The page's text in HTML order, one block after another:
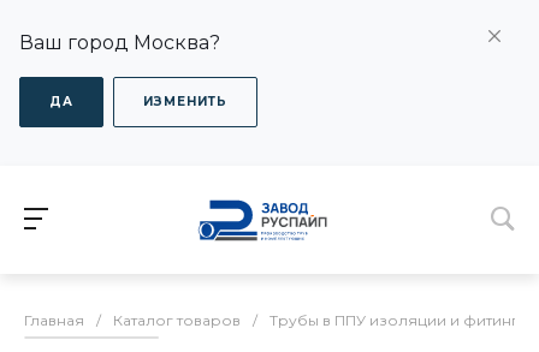
Ваш город Москва?
ДА ИЗМЕНИТЬ
Главная / Каталог товаров / Трубы в ППУ изоляции и фитинги